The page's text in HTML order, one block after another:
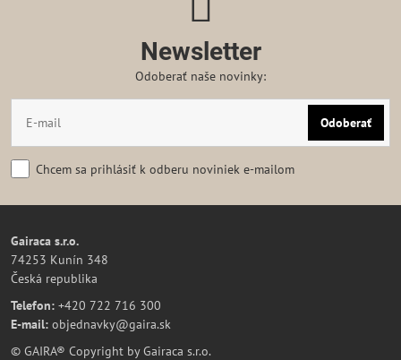
Newsletter
Odoberať naše novinky:
Odoberať
Chcem sa prihlásiť k odberu noviniek e-mailom
Gairaca s.r.o.
74253 Kunín 348
Česká republika
Telefon: +420 722 716 300
E-mail: objednavky@gaira.sk
© GAIRA® Copyright by Gairaca s.r.o.